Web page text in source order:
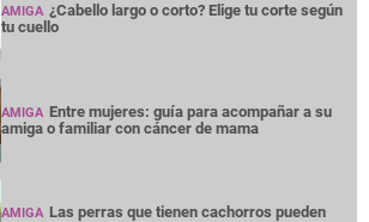
AMIGA ¿Cabello largo o corto? Elige tu corte según
tu cuello
AMIGA Entre mujeres: guía para acompañar a su
amiga o familiar con cáncer de mama
AMIGA Las perras que tienen cachorros pueden